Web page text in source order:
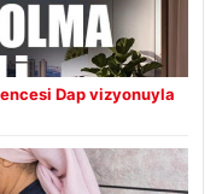
Dap vizyonuyla